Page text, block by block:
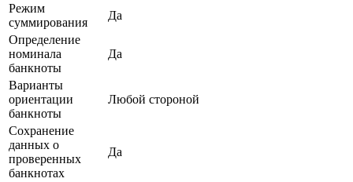
Режим
суммирования
Да
Определение
номинала
банкноты
Да
Варианты
ориентации
банкноты
Любой стороной
Сохранение
данных о
проверенных
банкнотах
Да